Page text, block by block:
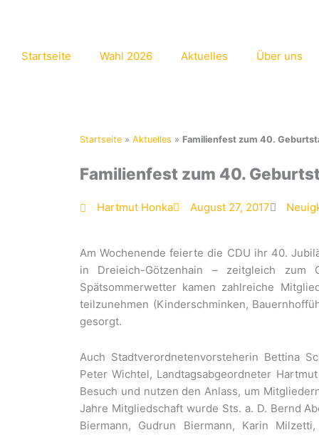
Startseite
Wahl 2026 Aktuelles Über uns
Startseite » Aktuelles » Familienfest zum 40.
Familienfest zum 40.
Hartmut Honka August 27, 2017
Am Wochenende feierte die CDU ihr 40.
in Dreieich-Götzenhain – zeitgleich zum
Spätsommerwetter kamen zahlreiche
teilzunehmen (Kinderschminken,
gesorgt.
Auch Stadtverordnetenvorsteherin Bettina
Peter Wichtel, Landtagsabgeordneter
Besuch und nutzen den Anlass, um
Jahre Mitgliedschaft wurde Sts. a. D. Bernd
Biermann, Gudrun Biermann, Karin